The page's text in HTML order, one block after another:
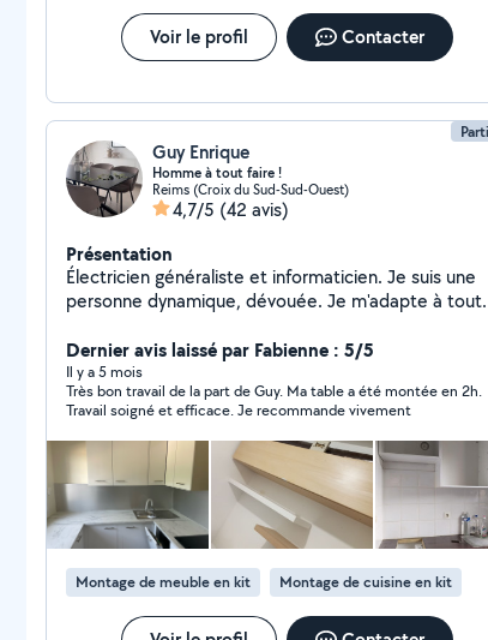
Voir le profil Contacter
Guy Enrique
Homme à tout faire !
Reims (Croix du Sud-Sud-Ouest)
4,7/5 (42 avis)
Présentation
Électricien généraliste et informaticien. Je suis une
personne dynamique, dévouée. Je m'adapte à
Dépannage électroménager ( lave linge, sèche linge,
lave vaisselle..) - peinture et papier peint -
sol ( Lino, parquet) - petite plomberie Et tout autre
travaux de bricolage
Dernier avis laissé par Fabienne : 5/5
Il y a 5 mois
Très bon travail de la part de Guy. Ma table a été montée en 2h.
Travail soigné et efficace. Je recommande vivement
Montage de meuble en kit Montage de cuisine en kit